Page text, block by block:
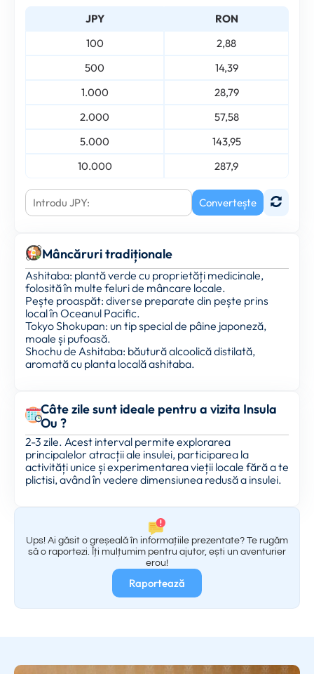
JPY
RON
100
2,88
500
14,39
1.000
28,79
2.000
57,58
5.000
143,95
10.000
287,9
Convertește
Mâncăruri tradiționale
Ashitaba: plantă verde cu proprietăți medicinale,
folosită în multe feluri de mâncare locale.
Pește proaspăt: diverse preparate din pește prins
local în Oceanul Pacific.
Tokyo Shokupan: un tip special de pâine japoneză,
moale și pufoasă.
Shochu de Ashitaba: băutură alcoolică distilată,
aromată cu planta locală ashitaba.
Câte zile sunt ideale pentru a vizita Insula
Ou ?
2-3 zile. Acest interval permite explorarea
principalelor atracții ale insulei, participarea la
activități unice și experimentarea vieții locale fără a te
plictisi, având în vedere dimensiunea redusă a insulei.
Ups! Ai găsit o greșeală în informațiile prezentate? Te rugăm
să o raportezi. Îți mulțumim pentru ajutor, ești un aventurier
erou!
Raportează